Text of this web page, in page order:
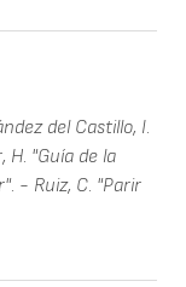
del Castillo, I.
"Guía de la
- Ruiz, C. "Parir